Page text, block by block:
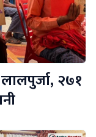
२७१